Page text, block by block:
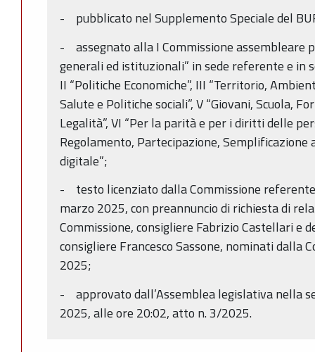
- pubblicato nel Supplemento Speciale del
- assegnato alla I Commissione assembleare
generali ed istituzionali” in sede referente e in
II “Politiche Economiche”, III “Territorio,
Salute e Politiche sociali”, V “Giovani, Scuola,
Legalità”, VI “Per la parità e per i diritti delle
Regolamento, Partecipazione,
digitale”;
- testo licenziato dalla Commissione
marzo 2025, con preannuncio di richiesta di
Commissione, consigliere Fabrizio Castellari e
consigliere Francesco Sassone, nominati dalla
2025;
- approvato dall’Assemblea legislativa nella
2025, alle ore 20:02, atto n. 3/2025.